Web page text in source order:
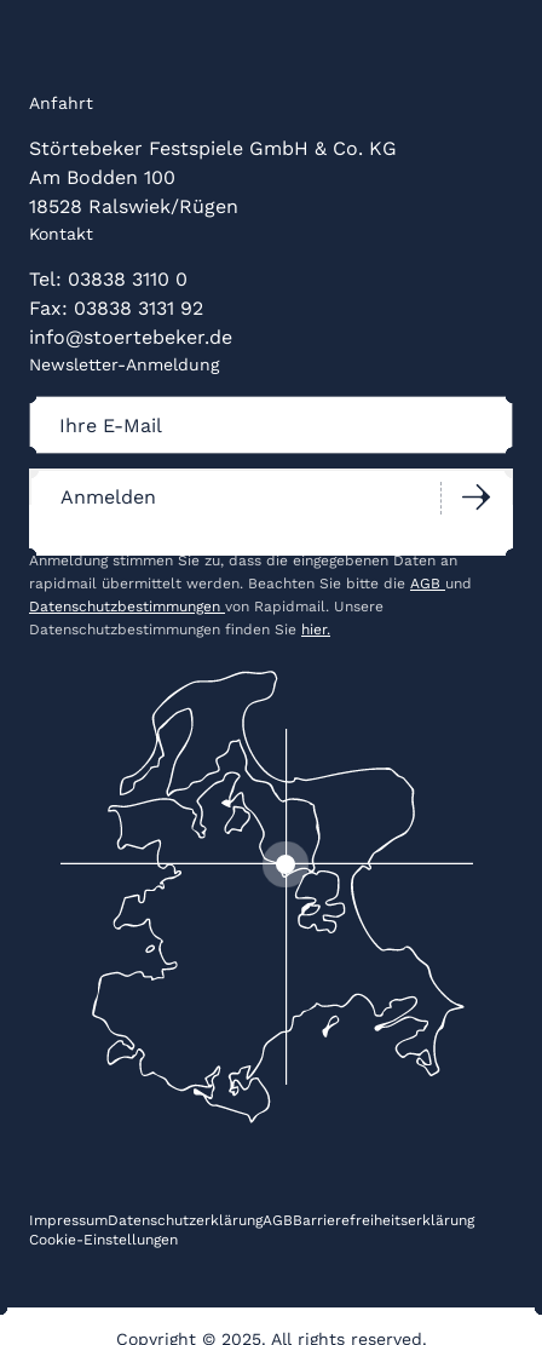
Genießen Sie die Show und eine unvergessliche Zeit auf
Ihr Nissan Team
Anfahrt
Störtebeker Festspiele GmbH & Co. KG
Am Bodden 100
18528 Ralswiek/Rügen
Kontakt
Tel: 03838 3110 0
Fax: 03838 3131 92
info@stoertebeker.de
Newsletter-Anmeldung
Newsletter-Anmeldung
Anmelden
Anmeldung stimmen Sie zu, dass die eingegebenen Daten an
rapidmail übermittelt werden. Beachten Sie bitte die AGB und
Datenschutzbestimmungen von Rapidmail. Unsere
Datenschutzbestimmungen finden Sie hier.
Für den Versand unserer Newsletter nutzen wir
ImpressumDatenschutzerklärungAGBBarrierefreiheitserklärung
Cookie-Einstellungen
Copyright © 2025. All rights reserved.